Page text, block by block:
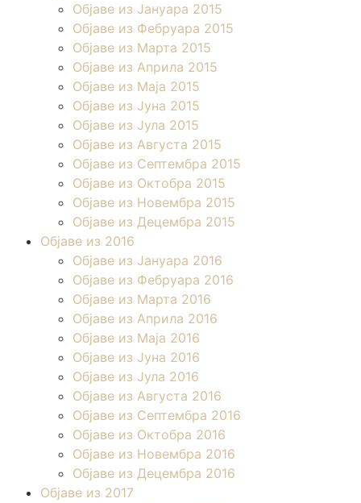
Објаве из Јануара 2015
Објаве из Фебруара 2015
Објаве из Марта 2015
Објаве из Априла 2015
Објаве из Маја 2015
Објаве из Јуна 2015
Објаве из Јула 2015
Објаве из Августа 2015
Објаве из Септембра 2015
Објаве из Октобра 2015
Објаве из Новембра 2015
Објаве из Децембра 2015
Објаве из 2016
Објаве из Јануара 2016
Објаве из Фебруара 2016
Објаве из Марта 2016
Објаве из Априла 2016
Објаве из Маја 2016
Објаве из Јуна 2016
Објаве из Јула 2016
Објаве из Августа 2016
Објаве из Септембра 2016
Објаве из Октобра 2016
Објаве из Новембра 2016
Објаве из Децембра 2016
Објаве из 2017